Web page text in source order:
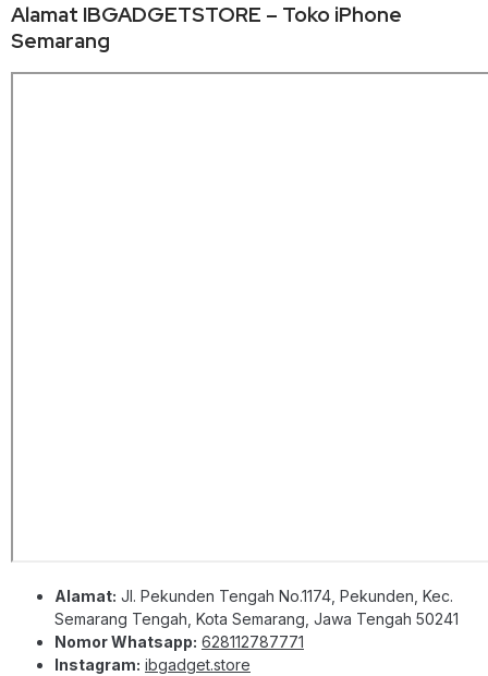
Alamat IBGADGETSTORE – Toko iPhone
Semarang
Alamat: Jl. Pekunden Tengah No.1174, Pekunden, Kec.
Semarang Tengah, Kota Semarang, Jawa Tengah 50241
Nomor Whatsapp: 628112787771
Instagram: ibgadget.store